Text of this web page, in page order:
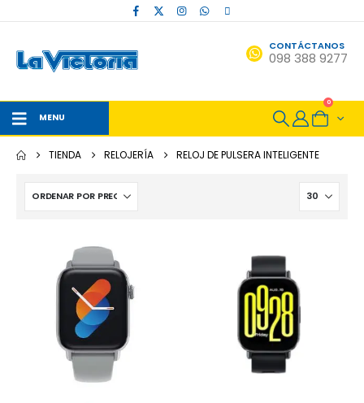
CONTÁCTANOS
098 388 9277
MENU
0
TIENDA RELOJERÍA RELOJ DE PULSERA INTELIGENTE